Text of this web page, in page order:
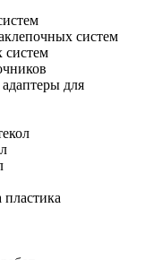
систем
систем
для